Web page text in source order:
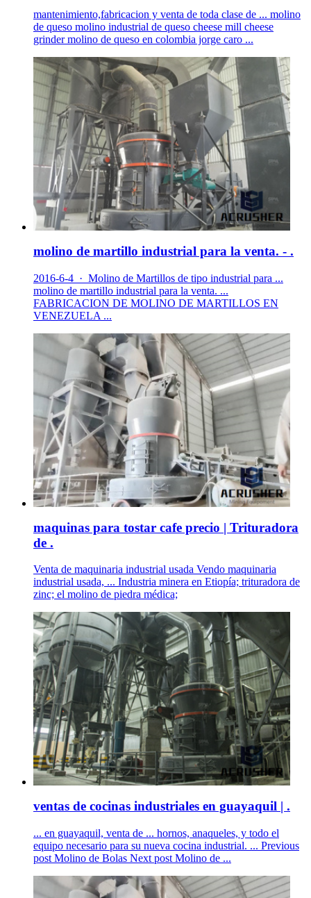
mantenimiento,fabricacion y venta de toda clase de ... molino
de queso molino industrial de queso cheese mill cheese
grinder molino de queso en colombia jorge caro ...
molino de martillo industrial para la venta. - .
2016-6-4 · Molino de Martillos de tipo industrial para ...
molino de martillo industrial para la venta. ...
FABRICACION DE MOLINO DE MARTILLOS EN
VENEZUELA ...
maquinas para tostar cafe precio | Trituradora
de .
Venta de maquinaria industrial usada Vendo maquinaria
industrial usada, ... Industria minera en Etiopía; trituradora de
zinc; el molino de piedra médica;
ventas de cocinas industriales en guayaquil | .
... en guayaquil, venta de ... hornos, anaqueles, y todo el
equipo necesario para su nueva cocina industrial. ... Previous
post Molino de Bolas Next post Molino de ...